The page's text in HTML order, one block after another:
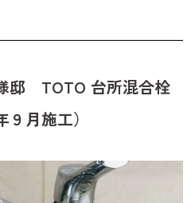
邸 TOTO 台所混合栓
月施工）